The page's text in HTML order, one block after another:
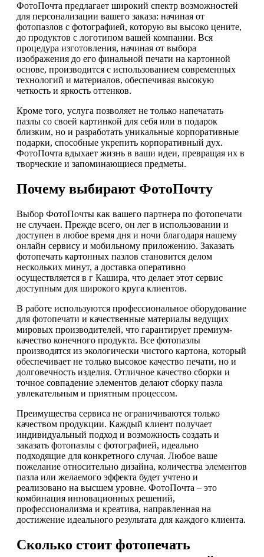
ФотоПочта предлагает широкий спектр возможностей
для персонализации вашего заказа: начиная от
фотопазлов с фотографией, которую вы высоко цените,
до продуктов с логотипом вашей компании. Вся
процедура изготовления, начиная от выбора
изображения до его финальной печати на картонной
основе, производится с использованием современных
технологий и материалов, обеспечивая высокую
четкость и яркость оттенков.
Кроме того, услуга позволяет не только напечатать
пазлы со своей картинкой для себя или в подарок
близким, но и разработать уникальные корпоративные
подарки, способные укрепить корпоративный дух.
ФотоПочта вдыхает жизнь в ваши идеи, превращая их в
творческие и запоминающиеся предметы.
Почему выбирают ФотоПочту
Выбор ФотоПочты как вашего партнера по фотопечати
не случаен. Прежде всего, он лег в использовании и
доступен в любое время дня и ночи благодаря нашему
онлайн сервису и мобильному приложению. Заказать
фотопечать картонных пазлов становится делом
нескольких минут, а доставка оперативно
осуществляется в г Кашира, что делает этот сервис
доступным для широкого круга клиентов.
В работе используются профессиональное оборудование
для фотопечати и качественные материалы ведущих
мировых производителей, что гарантирует премиум-
качество конечного продукта. Все фотопазлы
производятся из экологически чистого картона, который
обеспечивает не только высокое качество печати, но и
долговечность изделия. Отличное качество сборки и
точное совпадение элементов делают сборку пазла
увлекательным и приятным процессом.
Преимущества сервиса не ограничиваются только
качеством продукции. Каждый клиент получает
индивидуальный подход и возможность создать и
заказать фотопазлы с фотографией, идеально
подходящие для конкретного случая. Любое ваше
пожелание относительно дизайна, количества элементов
пазла или желаемого эффекта будет учтено и
реализовано на высшем уровне. ФотоПочта – это
комбинация инновационных решений,
профессионализма и креатива, направленная на
достижение идеального результата для каждого клиента.
Сколько стоит фотопечать